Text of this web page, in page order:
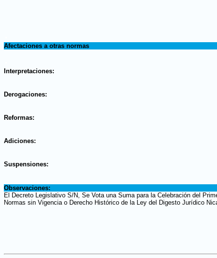
Afectaciones a otras normas
Interpretaciones:
Derogaciones:
Reformas:
Adiciones:
Suspensiones:
Observaciones:
El Decreto Legislativo S/N, Se Vota una Suma para la Celebración del
Normas sin Vigencia o Derecho Histórico de la Ley del Digesto Jurídico